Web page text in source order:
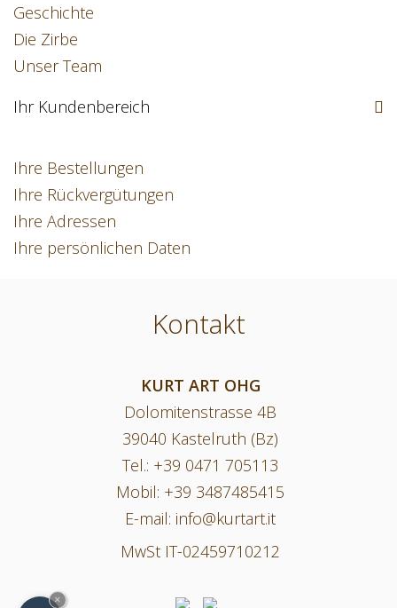
Geschichte
Die Zirbe
Unser Team
Ihr Kundenbereich
Ihre Bestellungen
Ihre Rückvergütungen
Ihre Adressen
Ihre persönlichen Daten
Kontakt
KURT ART OHG
Dolomitenstrasse 4B
39040 Kastelruth (Bz)
Tel.: +39 0471 705113
Mobil: +39 3487485415
E-mail: info@kurtart.it
MwSt IT-02459710212
×